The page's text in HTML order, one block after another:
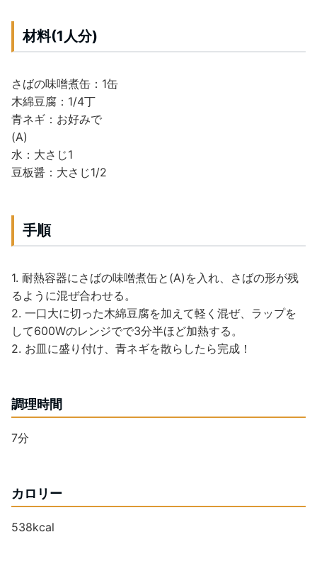
材料(1人分)
さばの味噌煮缶：1缶
木綿豆腐：1/4丁
青ネギ：お好みで
(A)
水：大さじ1
豆板醤：大さじ1/2
手順
1. 耐熱容器にさばの味噌煮缶と(A)を入れ、さばの形が残
るように混ぜ合わせる。
2. 一口大に切った木綿豆腐を加えて軽く混ぜ、ラップを
して600Wのレンジでで3分半ほど加熱する。
2. お皿に盛り付け、青ネギを散らしたら完成！
調理時間
7分
カロリー
538kcal